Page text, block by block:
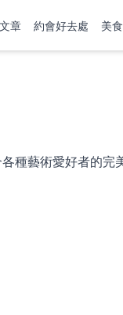
章 約會好去處 美
種藝術愛好者的完